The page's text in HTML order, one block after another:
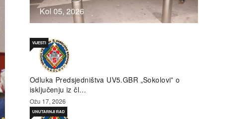
Kol 05, 2026
Odluka Predsjedništva UV5.GBR „Sokolovi” o
isključenju iz čl…
VIJESTI
Ožu 17, 2026
UNUTARNJI RAD